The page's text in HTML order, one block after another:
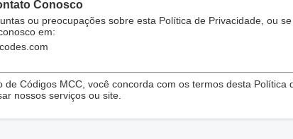
Conosco
ou preocupações sobre esta Política de Privacidade, ou
em:
de Códigos MCC, você concorda com os termos desta Política
nossos serviços ou site.